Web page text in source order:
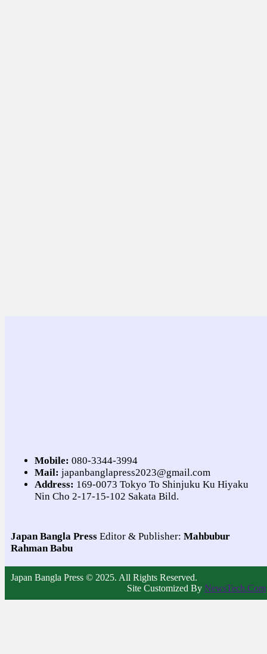
Mobile: 080-3344-3994
Mail: japanbanglapress2023@gmail.com
Address: 169-0073 Tokyo To Shinjuku Ku Hiyaku
Nin Cho 2-17-15-102 Sakata Bild.
Japan Bangla Press Editor & Publisher: Mahbubur
Rahman Babu
Japan Bangla Press © 2025. All Rights Reserved.
Site Customized By NewsTech.Com